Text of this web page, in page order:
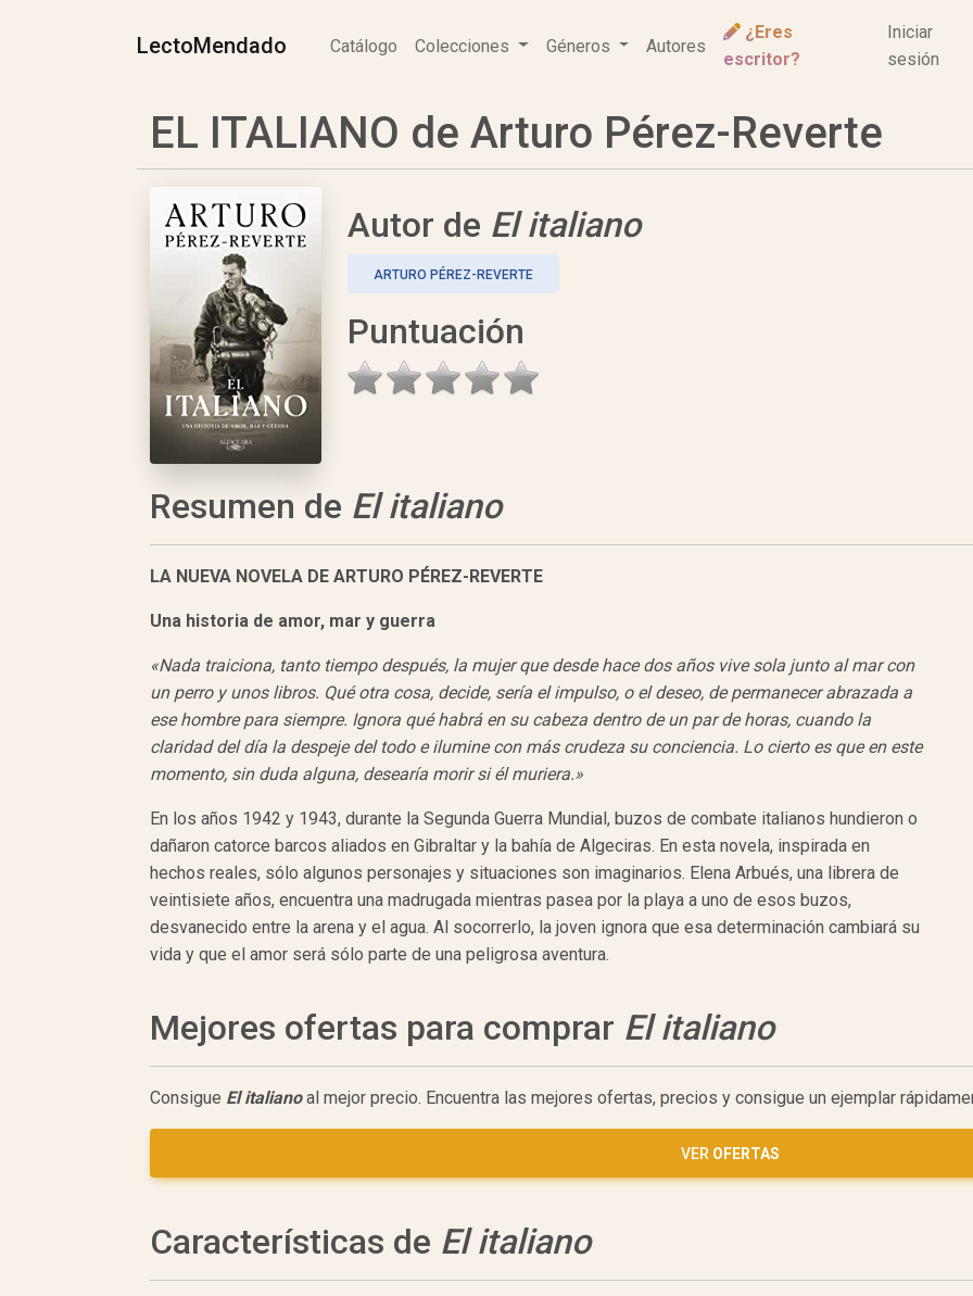
LectoMendado Catálogo Colecciones Géneros Autores
¿Eres
escritor?
Iniciar
sesión
EL ITALIANO de Arturo Pérez-Reverte
Autor de El italiano
ARTURO PÉREZ-REVERTE
Puntuación
Resumen de El italiano
LA NUEVA NOVELA DE ARTURO PÉREZ-REVERTE
Una historia de amor, mar y guerra
«Nada traiciona, tanto tiempo después, la mujer que desde hace dos años vive sola junto al mar con
un perro y unos libros. Qué otra cosa, decide, sería el impulso, o el deseo, de permanecer abrazada a
ese hombre para siempre. Ignora qué habrá en su cabeza dentro de un par de horas, cuando la
claridad del día la despeje del todo e ilumine con más crudeza su conciencia. Lo cierto es que en este
momento, sin duda alguna, desearía morir si él muriera.»
En los años 1942 y 1943, durante la Segunda Guerra Mundial, buzos de combate italianos hundieron o
dañaron catorce barcos aliados en Gibraltar y la bahía de Algeciras. En esta novela, inspirada en
hechos reales, sólo algunos personajes y situaciones son imaginarios. Elena Arbués, una librera de
veintisiete años, encuentra una madrugada mientras pasea por la playa a uno de esos buzos,
desvanecido entre la arena y el agua. Al socorrerlo, la joven ignora que esa determinación cambiará su
vida y que el amor será sólo parte de una peligrosa aventura.
Mejores ofertas para comprar El italiano
Consigue El italianoal mejor precio. Encuentra las mejores ofertas, precios y consigue un ejemplar
VER OFERTAS
Características de El italiano